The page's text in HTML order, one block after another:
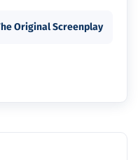
Original Screenplay